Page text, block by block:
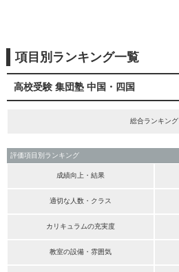
項目別ランキング一覧
高校受験 集団塾 中国・四国
総合ランキング
評価項目別ランキング
成績向上・結果
適切な人数・クラス
カリキュラムの充実度
教室の設備・雰囲気